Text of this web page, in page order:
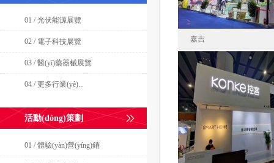
01 / 光伏能源展覽
02 / 電子科技展覽
03 / 醫(yī)藥器械展覽
04 / 更多行業(yè)...
活動(dòng)策劃
01 / 體驗(yàn)營(yíng)銷
嘉吉
嘉吉投資（中國
中國
面積